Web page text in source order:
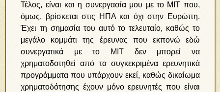
Τέλος, είναι και η συνεργασία μου με το ΜΙΤ που,
όμως, βρίσκεται στις ΗΠΑ και όχι στην Ευρώπη.
Έχει τη σημασία του αυτό το τελευταίο, καθώς το
μεγάλο κομμάτι της έρευνας που εκπονώ εδώ
συνεργατικά με το ΜΙΤ δεν μπορεί να
χρηματοδοτηθεί από τα συγκεκριμένα ερευνητικά
προγράμματα που υπάρχουν εκεί, καθώς δικαίωμα
χρηματοδότησης έχουν μόνο ερευνητές που είναι